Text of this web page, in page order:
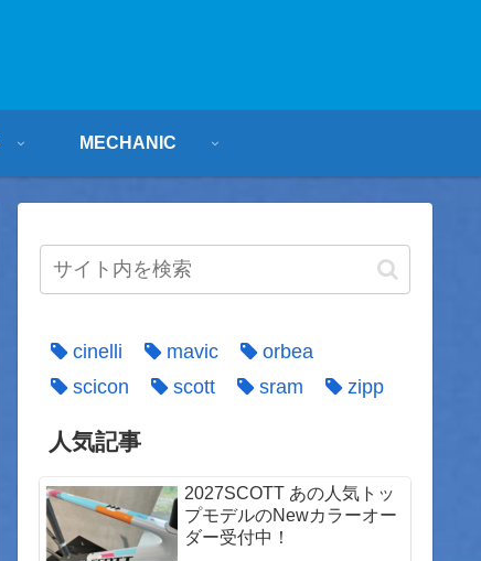
MECHANIC
cinelli mavic
orbea
scicon
scott sram zipp
人気記事
2027SCOTT あの人気トッ
プモデルのNewカラーオー
ダー受付中！